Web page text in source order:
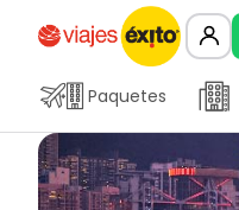
Paquetes